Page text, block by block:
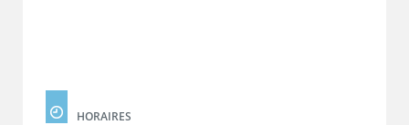
HORAIRES